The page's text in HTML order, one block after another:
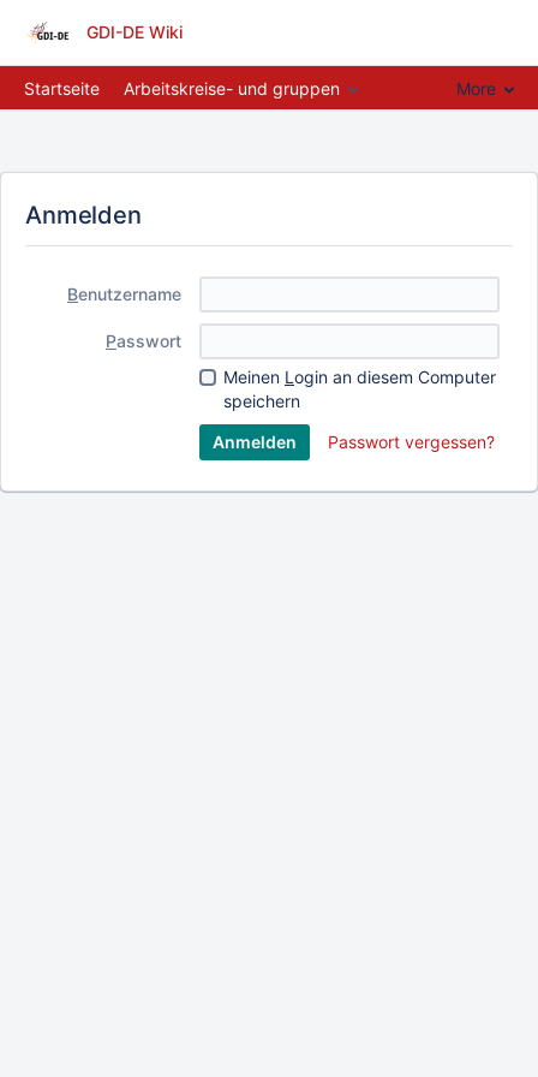
GDI-DE Wiki
Startseite Arbeitskreise- und gruppen More
Anmelden
Benutzername
Passwort
Meinen L ogin an diesem Computer
speichern
Passwort vergessen?